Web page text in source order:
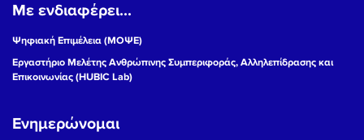
Με ενδιαφέρει...
Ψηφιακή Επιμέλεια (ΜΟΨΕ)
Εργαστήριο Μελέτης Ανθρώπινης Συμπεριφοράς, Αλληλεπίδρασης και
Επικοινωνίας (HUBIC Lab)
Ενημερώνομαι